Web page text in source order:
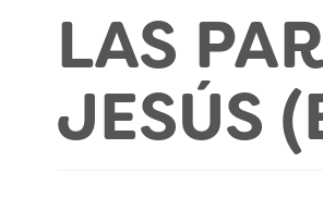
LAS
JESÚS